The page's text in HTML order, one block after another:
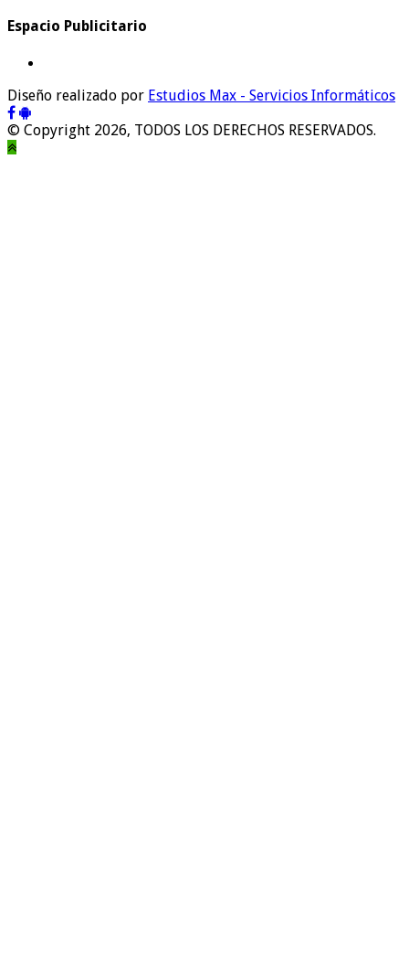
Espacio Publicitario
Diseño realizado por Estudios Max - Servicios Informáticos
© Copyright 2026, TODOS LOS DERECHOS RESERVADOS.